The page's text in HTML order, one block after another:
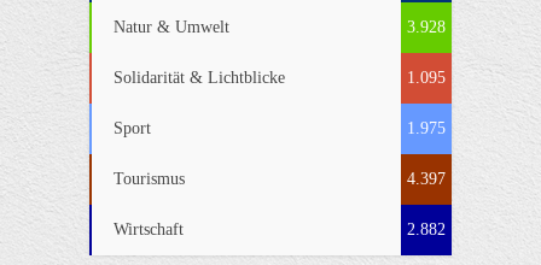
Natur & Umwelt 3.928
Solidarität & Lichtblicke 1.095
Sport 1.975
Tourismus 4.397
Wirtschaft 2.882